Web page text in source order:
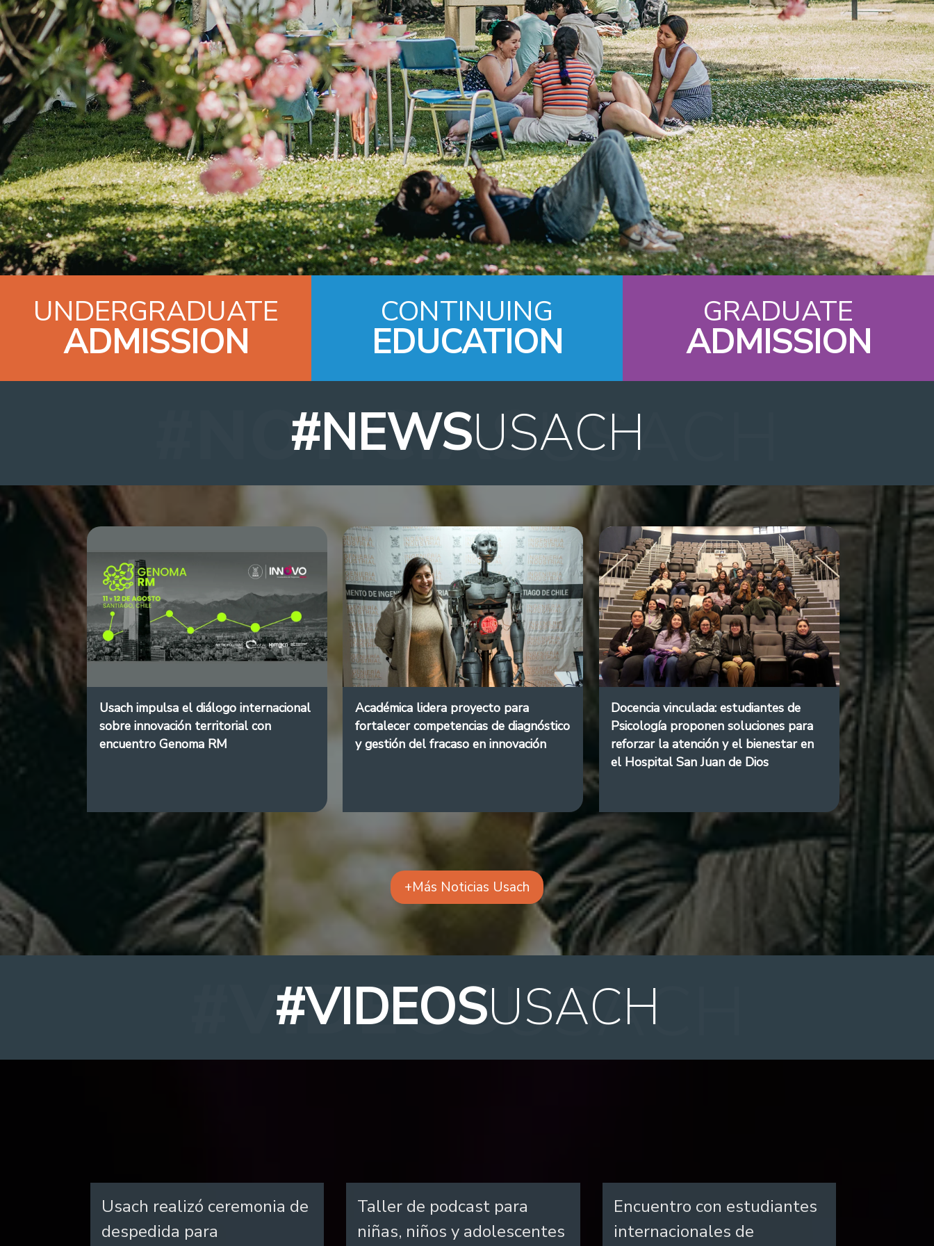
UNDERGRADUATE
ADMISSION
CONTINUING
EDUCATION
GRADUATE
ADMISSION
#NEWSUSACH
Usach impulsa el diálogo internacional
sobre innovación territorial con
encuentro Genoma RM
Académica lidera proyecto para
fortalecer competencias de diagnóstico
y gestión del fracaso en innovación
Docencia vinculada: estudiantes de
Psicología proponen soluciones para
reforzar la atención y el bienestar en
el Hospital San Juan de Dios
+Más Noticias Usach
#VIDEOSUSACH
Usach realizó ceremonia de
despedida para
Taller de podcast para
niñas, niños y adolescentes
Encuentro con estudiantes
internacionales de